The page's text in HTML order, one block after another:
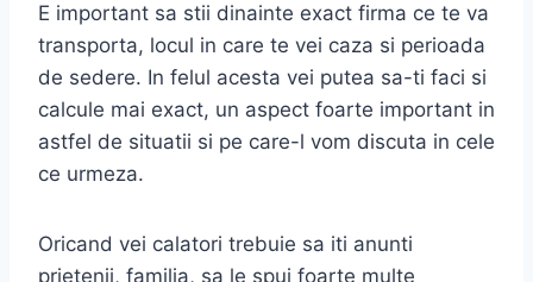
E important sa stii dinainte exact firma ce te va
transporta, locul in care te vei caza si perioada
de sedere. In felul acesta vei putea sa-ti faci si
calcule mai exact, un aspect foarte important in
astfel de situatii si pe care-l vom discuta in cele
ce urmeza.
Oricand vei calatori trebuie sa iti anunti
prietenii, familia, sa le spui foarte multe